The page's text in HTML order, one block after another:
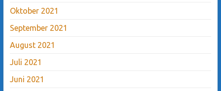
Oktober 2021
September 2021
August 2021
Juli 2021
Juni 2021